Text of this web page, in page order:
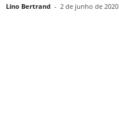
Lino Bertrand - 2 de junho de 2020